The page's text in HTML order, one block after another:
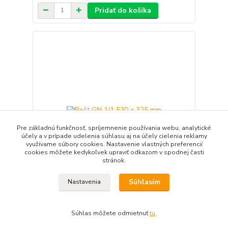
Pridať do košíka
Rošt GN 1/1 530 x 325 mm
bez DPH
Pre základnú funkčnosť, spríjemnenie používania webu, analytické
účely a v prípade udelenia súhlasu aj na účely cielenia reklamy
využívame súbory cookies. Nastavenie vlastných preferencií
cookies môžete kedykoľvek upraviť odkazom v spodnej časti
stránok.
Nastavenia Súhlasím
Súhlas môžete odmietnuťtu.